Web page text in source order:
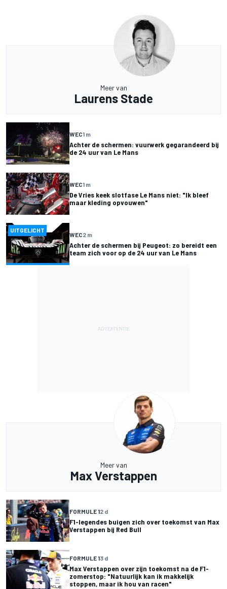
Meer van
Laurens Stade
WEC1 m
Achter de schermen: vuurwerk gegarandeerd bij
de 24 uur van Le Mans
WEC1 m
De Vries keek slotfase Le Mans niet: "Ik bleef
maar kleding opvouwen"
UITGELICHT
WEC2 m
Achter de schermen bij Peugeot: zo bereidt een
team zich voor op de 24 uur van Le Mans
Meer van
Max Verstappen
FORMULE 12 d
F1-legendes buigen zich over toekomst van Max
Verstappen bij Red Bull
FORMULE 13 d
Max Verstappen over zijn toekomst na de F1-
zomerstop: "Natuurlijk kan ik makkelijk
stoppen, maar ik hou van racen"